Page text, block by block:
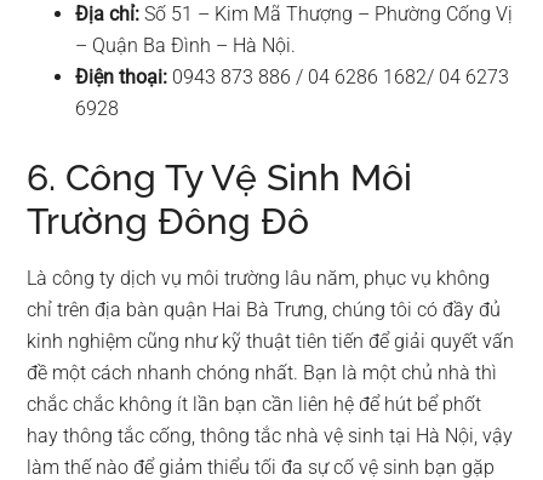
Địa chỉ: Số 51 – Kim Mã Thượng – Phường Cống Vị
– Quận Ba Đình – Hà Nội.
Điện thoại: 0943 873 886 / 04 6286 1682/ 04 6273
6928
6. Công Ty Vệ Sinh Môi
Trường Đông Đô
Là công ty dịch vụ môi trường lâu năm, phục vụ không
chỉ trên địa bàn quận Hai Bà Trưng, chúng tôi có đầy đủ
kinh nghiệm cũng như kỹ thuật tiên tiến để giải quyết vấn
đề một cách nhanh chóng nhất. Bạn là một chủ nhà thì
chắc chắc không ít lần bạn cần liên hệ để hút bể phốt
hay thông tắc cống, thông tắc nhà vệ sinh tại Hà Nội, vậy
làm thế nào để giảm thiểu tối đa sự cố vệ sinh bạn gặp